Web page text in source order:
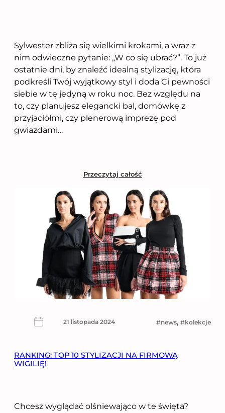
Sylwester zbliża się wielkimi krokami, a wraz z
nim odwieczne pytanie: „W co się ubrać?”. To już
ostatnie dni, by znaleźć idealną stylizację, która
podkreśli Twój wyjątkowy styl i doda Ci pewności
siebie w tę jedyną w roku noc. Bez względu na
to, czy planujesz elegancki bal, domówkę z
przyjaciółmi, czy plenerową imprezę pod
gwiazdami…
Przeczytaj całość
21 listopada 2024 news, kolekcje
RANKING: TOP 10 STYLIZACJI NA FIRMOWĄ
WIGILIĘ!
Chcesz wyglądać olśniewająco w te święta?